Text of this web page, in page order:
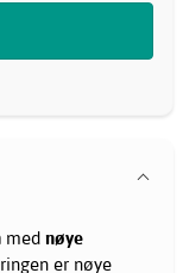
med nøye
er nøye